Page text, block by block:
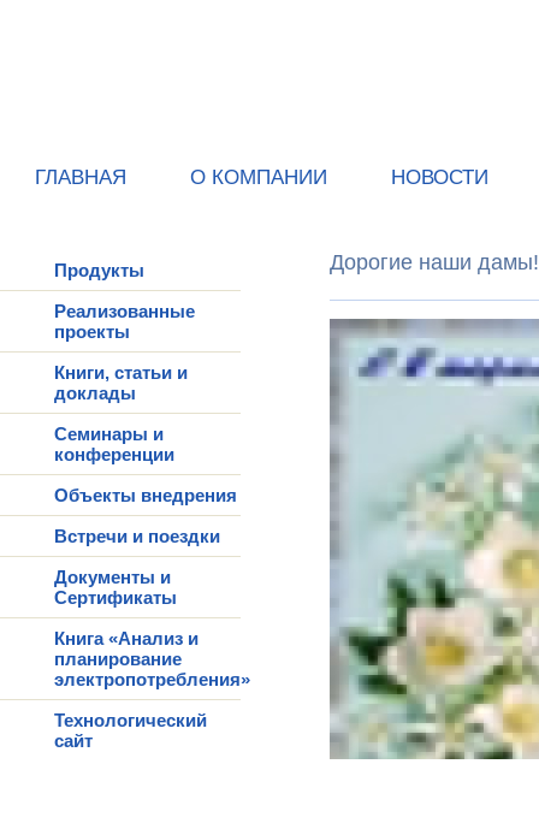
ГЛАВНАЯ О КОМПАНИИ НОВОСТИ
Продукты
Реализованные
проекты
Книги, статьи и
доклады
Семинары и
конференции
Объекты внедрения
Встречи и поездки
Документы и
Сертификаты
Книга «Анализ и
планирование
электропотребления»
Технологический
сайт
Дорогие наши дамы!